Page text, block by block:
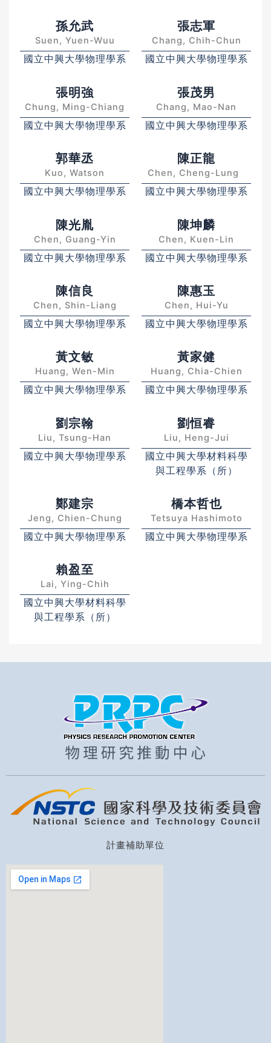
孫允武
Suen, Yuen-Wuu
國立中興大學物理學系
張志軍
Chang, Chih-Chun
國立中興大學物理學系
張明強
Chung, Ming-Chiang
國立中興大學物理學系
張茂男
Chang, Mao-Nan
國立中興大學物理學系
郭華丞
Kuo, Watson
國立中興大學物理學系
陳正龍
Chen, Cheng-Lung
國立中興大學物理學系
陳光胤
Chen, Guang-Yin
國立中興大學物理學系
陳坤麟
Chen, Kuen-Lin
國立中興大學物理學系
陳信良
Chen, Shin-Liang
國立中興大學物理學系
陳惠玉
Chen, Hui-Yu
國立中興大學物理學系
黃文敏
Huang, Wen-Min
國立中興大學物理學系
黃家健
Huang, Chia-Chien
國立中興大學物理學系
劉宗翰
Liu, Tsung-Han
國立中興大學物理學系
劉恒睿
Liu, Heng-Jui
國立中興大學材料科學
與工程學系（所）
鄭建宗
Jeng, Chien-Chung
國立中興大學物理學系
橋本哲也
Tetsuya Hashimoto
國立中興大學物理學系
賴盈至
Lai, Ying-Chih
國立中興大學材料科學
與工程學系（所）
計畫補助單位